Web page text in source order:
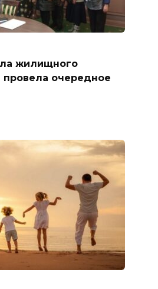
жилищного
очередное